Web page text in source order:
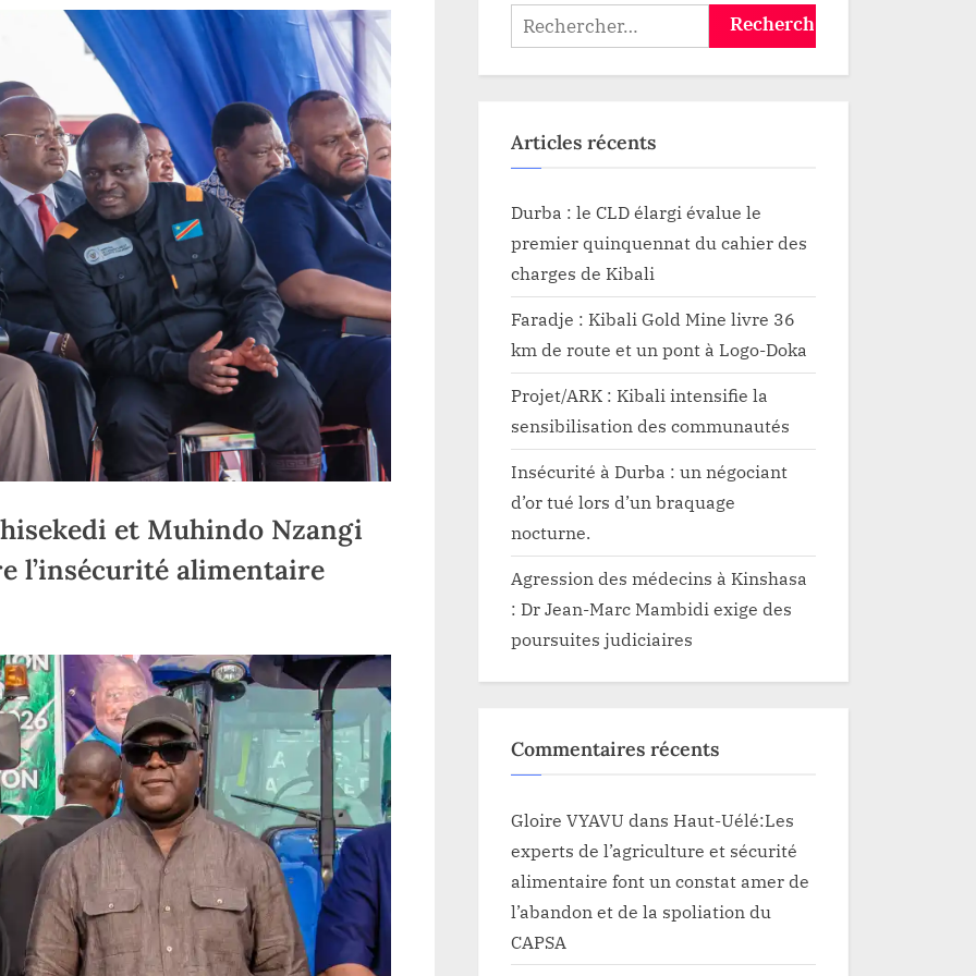
et Muhindo Nzangi
l’insécurité alimentaire
Rechercher :
Articles récents
Durba : le CLD élargi évalue le
premier quinquennat du cahier des
charges de Kibali
Faradje : Kibali Gold Mine livre 36
km de route et un pont à Logo-Doka
Projet/ARK : Kibali intensifie la
sensibilisation des communautés
Insécurité à Durba : un négociant
d’or tué lors d’un braquage
nocturne.
Agression des médecins à Kinshasa
: Dr Jean-Marc Mambidi exige des
poursuites judiciaires
Commentaires récents
Gloire VYAVU dans Haut-Uélé:Les
experts de l’agriculture et sécurité
alimentaire font un constat amer de
l’abandon et de la spoliation du
CAPSA